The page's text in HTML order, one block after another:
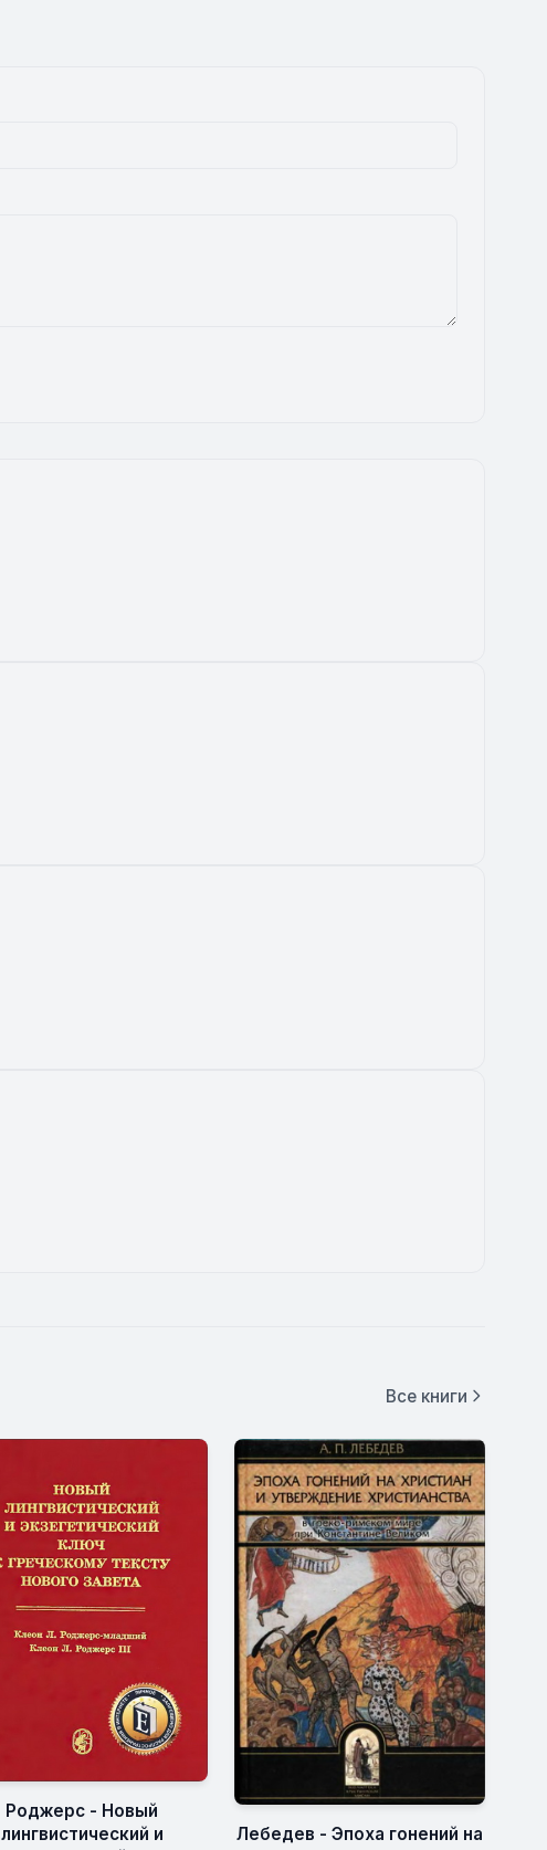
Все книги
Роджерс - Новый
лингвистический и
Лебедев - Эпоха гонений на